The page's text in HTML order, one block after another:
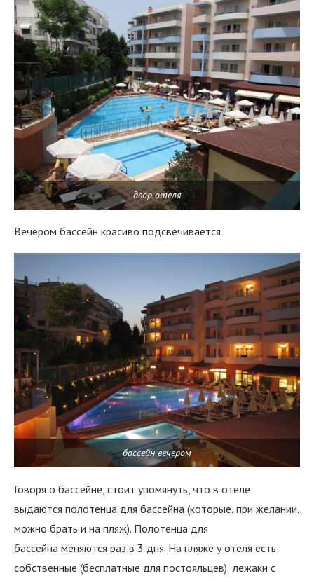
двор отеля
Вечером бассейн красиво подсвечивается
бассейн вечером
Говоря о бассейне, стоит упомянуть, что в отеле
выдаются полотенца для бассейна (которые, при желании,
можно брать и на пляж). Полотенца для
бассейна меняются раз в 3 дня. На пляже у отеля есть
собственные (бесплатные для постояльцев) лежаки с